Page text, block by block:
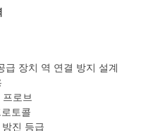
급 장치 역 연결 방지 설계
로브
토콜
진 등급